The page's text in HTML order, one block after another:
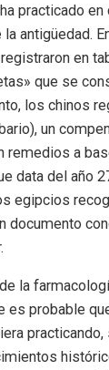
practicado
antigüedad.
en
que se
los chinos
un
remedios a
data del año
egipcios
documento
la
es probable